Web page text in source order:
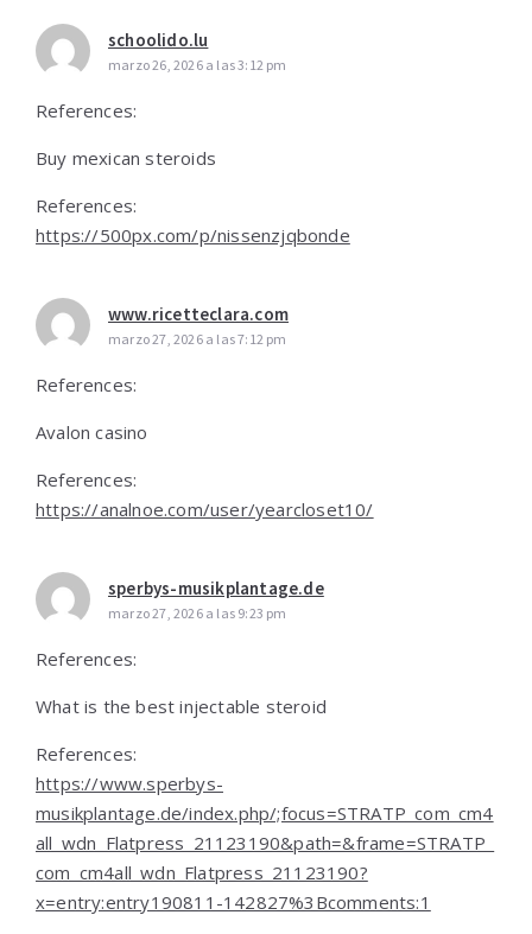
schoolido.lu
marzo 26, 2026 a las 3:12 pm
References:
Buy mexican steroids
References:
https://500px.com/p/nissenzjqbonde
www.ricetteclara.com
marzo 27, 2026 a las 7:12 pm
References:
Avalon casino
References:
https://analnoe.com/user/yearcloset10/
sperbys-musikplantage.de
marzo 27, 2026 a las 9:23 pm
References:
What is the best injectable steroid
References:
https://www.sperbys-
musikplantage.de/index.php/;focus=STRATP_com_cm4
all_wdn_Flatpress_21123190&path=&frame=STRATP_
com_cm4all_wdn_Flatpress_21123190?
x=entry:entry190811-142827%3Bcomments:1